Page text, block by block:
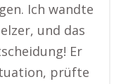
Ich wandte
und das
Er
prüfte